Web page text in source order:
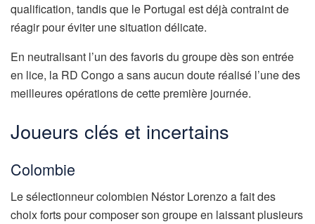
qualification, tandis que le Portugal est déjà contraint de
réagir pour éviter une situation délicate.
En neutralisant l’un des favoris du groupe dès son entrée
en lice, la RD Congo a sans aucun doute réalisé l’une des
meilleures opérations de cette première journée.
Joueurs clés et incertains
Colombie
Le sélectionneur colombien Néstor Lorenzo a fait des
choix forts pour composer son groupe en laissant plusieurs